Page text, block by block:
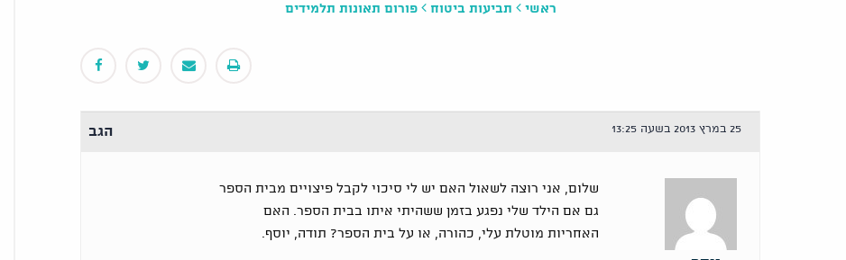
ראשי תביעות ביטוח פורום תאונות תלמידים
25 במרץ 2013 בשעה 13:25 הגב
שלום, אני רוצה לשאול האם יש לי סיכוי לקבל פיצויים מבית הספר
גם אם הילד שלי נפגע בזמן ששהיתי איתו בבית הספר. האם
האחריות מוטלת עלי, כהורה, או על בית הספר? תודה, יוסף.